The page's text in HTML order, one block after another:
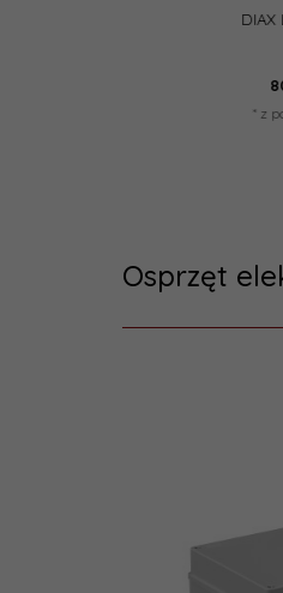
Czujnik
Osprzęt